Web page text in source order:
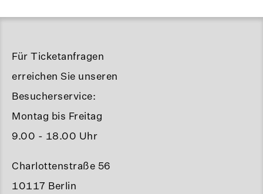
Für Ticketanfragen
erreichen Sie unseren
Besucherservice:
Montag bis Freitag
9.00 - 18.00 Uhr
Charlottenstraße 56
10117 Berlin